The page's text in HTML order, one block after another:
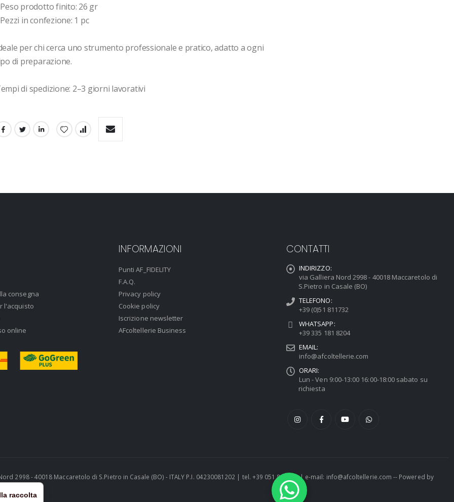
prodotto finito: 26 gr
in confezione: 1 pc
per chi cerca uno strumento professionale e pratico, adatto a ogni
di preparazione.
di spedizione: 2–3 giorni lavorativi
consegna
l'acquisto
online
INFORMAZIONI
Punti AF_FIDELITY
F.A.Q.
Privacy policy
Cookie policy
Iscrizione newsletter
AFcoltellerie Business
CONTATTI
INDIRIZZO:
via Galliera Nord 2998 - 40018 Maccaretolo di
S.Pietro in Casale (BO)
TELEFONO:
+39 (0)51 811732
WHATSAPP:
+39 335 181 8204
EMAIL:
info@afcoltellerie.com
ORARI:
Lun - Ven 9:00-13:00 16:00-18:00 sabato su
richiesta
2998 - 40018 Maccaretolo di S.Pietro in Casale (BO) - ITALY P.I. 04230081202 | tel. +39 051 811732 | e-mail: info@afcoltellerie.com -- Powered by
raccolta